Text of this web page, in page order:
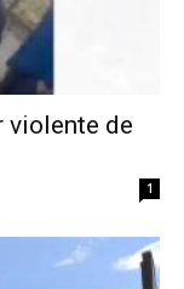
violente de
1